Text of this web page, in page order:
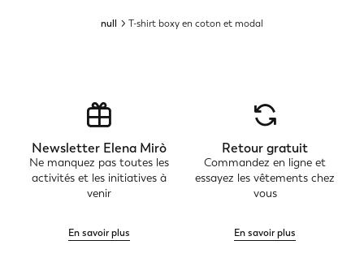
null T-shirt boxy en coton et modal
Newsletter Elena Mirò
Ne manquez pas toutes les
activités et les initiatives à
venir
En savoir plus
Retour gratuit
Commandez en ligne et
essayez les vêtements chez
vous
En savoir plus